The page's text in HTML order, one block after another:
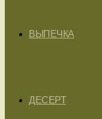
ВЫПЕЧКА
ДЕСЕРТ